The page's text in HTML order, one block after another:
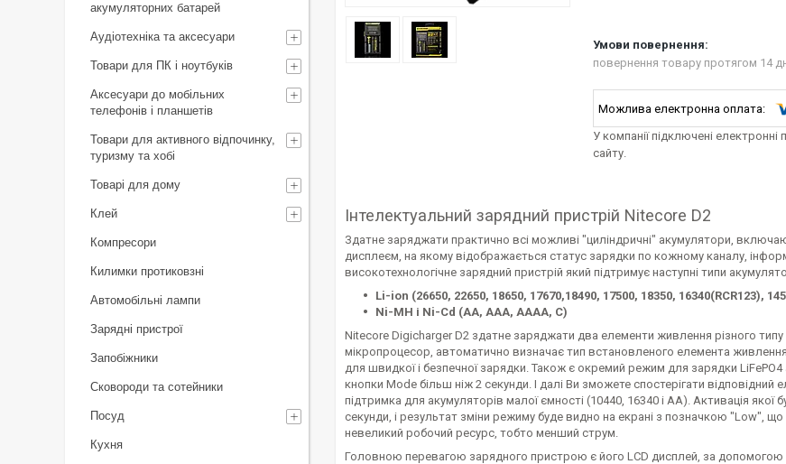
повернення товару протягом 14
У компанії підключені
сайту.
Інтелектуальний зарядний пристрій Nitecore D2
Здатне заряджати практично всі можливі "циліндричні" акумулятори,
дисплеєм, на якому відображається статус зарядки по кожному каналу,
високотехнологічне зарядний пристрій який підтримує наступні типи
Li-ion (26650, 22650, 18650, 17670,18490, 17500, 18350, 16340(RCR123),
Ni-MH і Ni-Cd (AA, AAA, AAAA, C)
Nitecore Digicharger D2 здатне заряджати два елементи живлення різного типу
мікропроцесор, автоматично визначає тип встановленого елемента живлення
для швидкої і безпечної зарядки. Також є окремий режим для зарядки
кнопки Mode більш ніж 2 секунди. І далі Ви зможете спостерігати
підтримка для акумуляторів малої ємності (10440, 16340 і АА). Активація якої
секунди, і результат зміни режиму буде видно на екрані з позначкою "Low",
невеликий робочий ресурс, тобто менший струм.
Головною перевагою зарядного пристрою є його LCD дисплей, за допомогою
акумуляторних батарей
Аудіотехніка та аксесуари
Товари для ПК і ноутбуків
Аксесуари до мобільних
телефонів і планшетів
Товари для активного відпочинку,
туризму та хобі
Товарі для дому
Клей
Компресори
Килимки протиковзні
Автомобільні лампи
Зарядні пристрої
Запобіжники
Сковороди та сотейники
Посуд
Кухня